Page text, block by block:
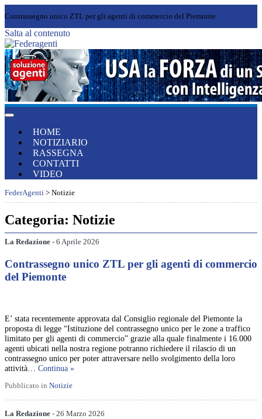
Contrassegno unico ZTL per gli agenti di commercio del Piemonte
Salta al contenuto
HOME
NOTIZIARIO
RASSEGNA
CONTATTI
VIDEO
FederAgenti > Notizie
Categoria: Notizie
La Redazione - 6 Aprile 2026
Contrassegno unico ZTL per gli agenti di commercio
del Piemonte
E’ stata recentemente approvata dal Consiglio regionale del Piemonte la
proposta di legge “Istituzione del contrassegno unico per le zone a traffico
limitato per gli agenti di commercio” grazie alla quale finalmente i 16.000
agenti ubicati nella nostra regione potranno richiedere il rilascio di un
contrassegno unico per poter attraversare nello svolgimento della loro
attività… Continua »
Pubblicato in Notizie
La Redazione - 26 Marzo 2026